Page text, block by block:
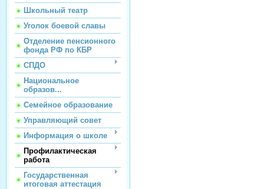
Школьный театр
Уголок боевой славы
Отделение пенсионного
фонда РФ по КБР
СПДО
Национальное
образов...
Семейное образование
Управляющий совет
Информация о школе
Профилактическая
работа
Государственная
итоговая аттестация